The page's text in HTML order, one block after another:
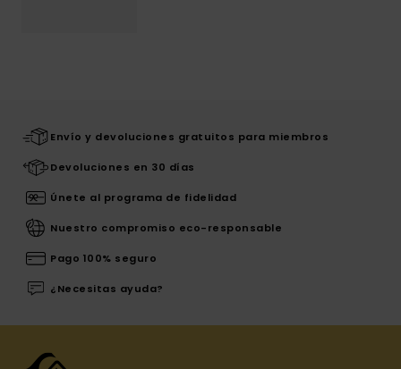
Envío y devoluciones gratuitos para miembros
Devoluciones en 30 días
Únete al programa de fidelidad
Nuestro compromiso eco-responsable
Pago 100% seguro
¿Necesitas ayuda?